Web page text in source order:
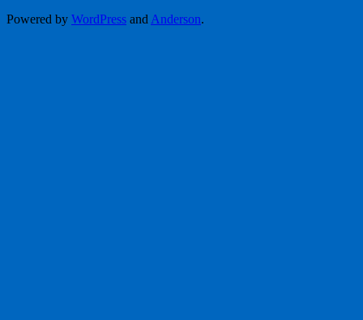
Powered by WordPress and Anderson.